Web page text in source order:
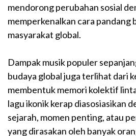
mendorong perubahan sosial
memperkenalkan cara pandang
masyarakat global.
Dampak musik populer
budaya global juga terlihat dari
membentuk memori kolektif
lagu ikonik kerap diasosiasikan
sejarah, momen penting, atau
yang dirasakan oleh banyak